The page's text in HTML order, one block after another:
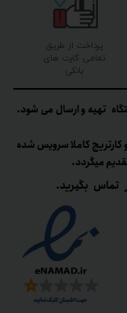
پرداخت از طریق
تمامی کارت های
بانکی
تماس بگیرید.
تهیه و ارسال می شود.
کارتریج کاملا سرویس شده
میگردد.​​​​​​​